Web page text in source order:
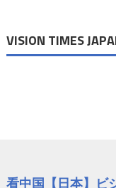
VISION TIMES
看中国【日本】ビ